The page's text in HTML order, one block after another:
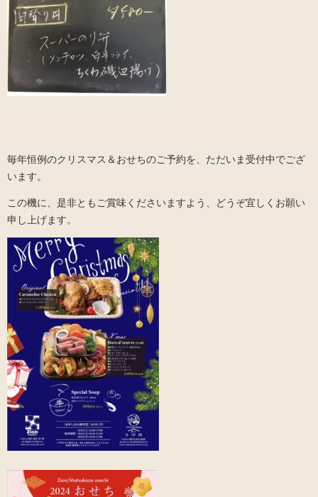
毎年恒例のクリスマス＆おせちのご予約を、ただいま受付中でござ
います。
この機に、是非ともご賞味くださいますよう、どうぞ宜しくお願い
申し上げます。